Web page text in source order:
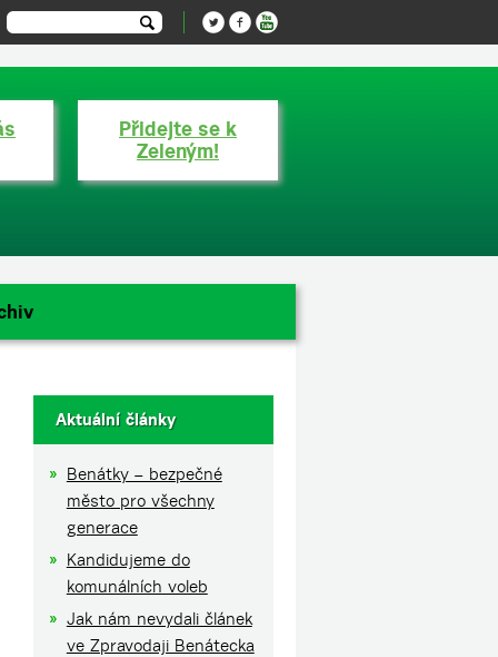
Přidejte se k
Zeleným!
Aktuální články
Benátky – bezpečné
město pro všechny
generace
Kandidujeme do
komunálních voleb
Jak nám nevydali článek
ve Zpravodaji Benátecka